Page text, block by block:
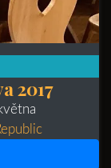
2017